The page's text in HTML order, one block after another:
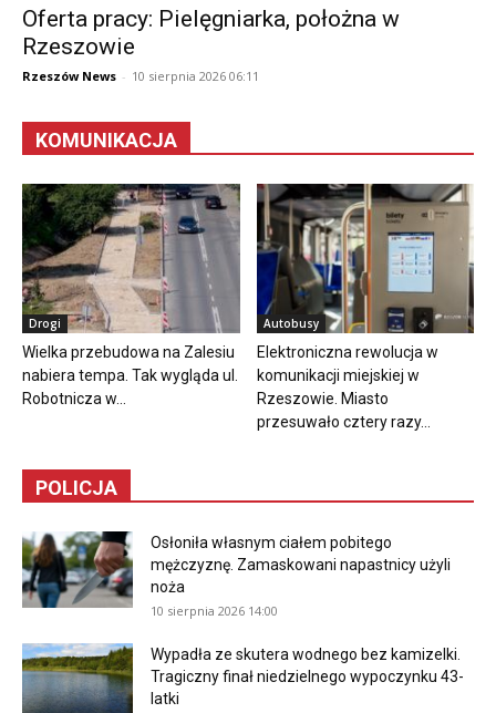
Oferta pracy: Pielęgniarka, położna w
Rzeszowie
Rzeszów News - 10 sierpnia 2026 06:11
KOMUNIKACJA
Drogi
Wielka przebudowa na Zalesiu
nabiera tempa. Tak wygląda ul.
Robotnicza w...
Autobusy
Elektroniczna rewolucja w
komunikacji miejskiej w
Rzeszowie. Miasto
przesuwało cztery razy...
POLICJA
Osłoniła własnym ciałem pobitego
mężczyznę. Zamaskowani napastnicy użyli
noża
10 sierpnia 2026 14:00
Wypadła ze skutera wodnego bez kamizelki.
Tragiczny finał niedzielnego wypoczynku 43-
latki